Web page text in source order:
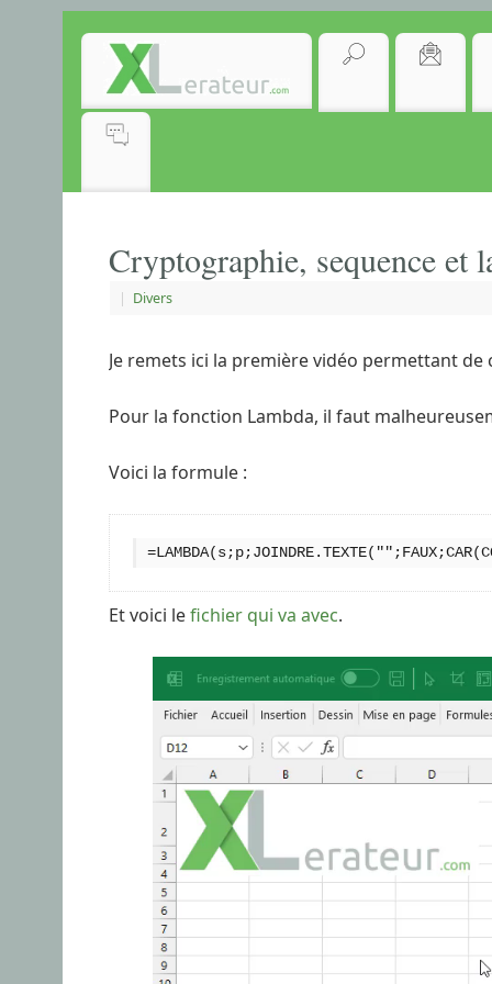
Cryptographie, sequence et
| Divers
Je remets ici la première vidéo permettant
Pour la fonction Lambda, il faut
Voici la formule :
Et voici lefichier qui va avec.